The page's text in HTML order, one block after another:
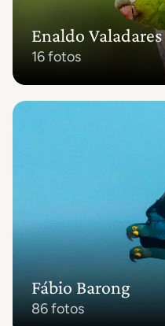
Enaldo Valadares
16 fotos
Fábio Barong
86 fotos